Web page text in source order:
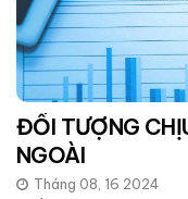
ĐỐI TƯỢNG
NGOÀI
Tháng 08, 16 2024